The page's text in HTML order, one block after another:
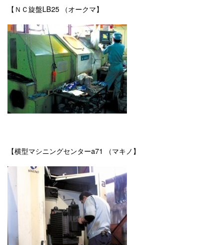
【ＮＣ旋盤LB25 （オークマ】
【横型マシニングセンターa71 （マキノ】